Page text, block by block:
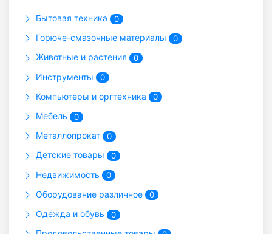
Бытовая техника 0
Горюче-смазочные материалы 0
Животные и растения 0
Инструменты 0
Компьютеры и оргтехника 0
Мебель 0
Металлопрокат 0
Детские товары 0
Недвижимость 0
Оборудование различное 0
Одежда и обувь 0